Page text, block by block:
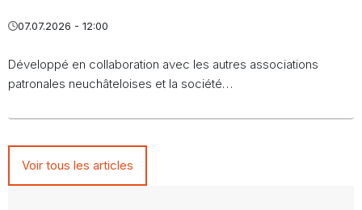
07.07.2026 - 12:00
Développé en collaboration avec les autres associations
patronales neuchâteloises et la société…
Voir tous les articles